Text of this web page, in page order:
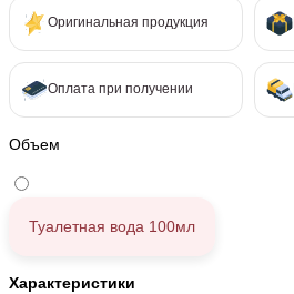
Оригинальная продукция
Оплата при получении
Объем
Туалетная вода 100мл
Характеристики